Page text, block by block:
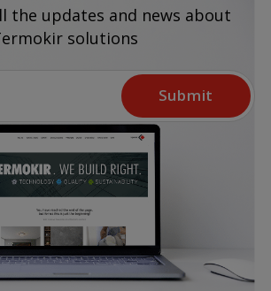
the updates and news about
solutions
Submit